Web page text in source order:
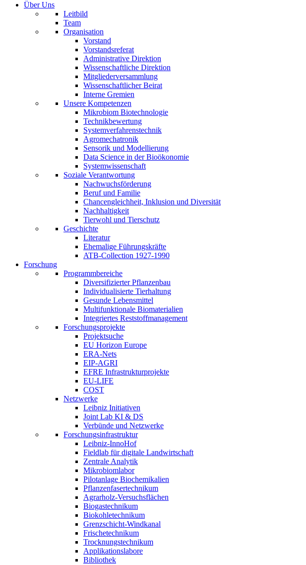
Über Uns
Leitbild
Team
Organisation
Vorstand
Vorstandsreferat
Administrative Direktion
Wissenschaftliche Direktion
Mitgliederversammlung
Wissenschaftlicher Beirat
Interne Gremien
Unsere Kompetenzen
Mikrobiom Biotechnologie
Technikbewertung
Systemverfahrenstechnik
Agromechatronik
Sensorik und Modellierung
Data Science in der Bioökonomie
Systemwissenschaft
Soziale Verantwortung
Nachwuchsförderung
Beruf und Familie
Chancengleichheit, Inklusion und Diversität
Nachhaltigkeit
Tierwohl und Tierschutz
Geschichte
Literatur
Ehemalige Führungskräfte
ATB-Collection 1927-1990
Forschung
Programmbereiche
Diversifizierter Pflanzenbau
Individualisierte Tierhaltung
Gesunde Lebensmittel
Multifunktionale Biomaterialien
Integriertes Reststoffmanagement
Forschungsprojekte
Projektsuche
EU Horizon Europe
ERA-Nets
EIP-AGRI
EFRE Infrastrukturprojekte
EU-LIFE
COST
Netzwerke
Leibniz Initiativen
Joint Lab KI & DS
Verbünde und Netzwerke
Forschungsinfrastruktur
Leibniz-InnoHof
Fieldlab für digitale Landwirtschaft
Zentrale Analytik
Mikrobiomlabor
Pilotanlage Biochemikalien
Pflanzenfasertechnikum
Agrarholz-Versuchsflächen
Biogastechnikum
Biokohletechnikum
Grenzschicht-Windkanal
Frischetechnikum
Trocknungstechnikum
Applikationslabore
Bibliothek